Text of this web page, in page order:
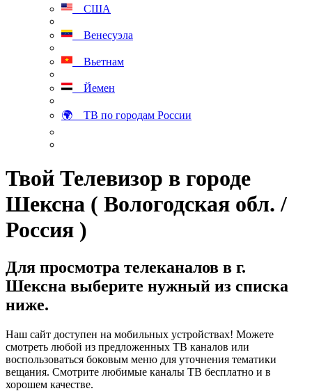
США
Венесуэла
Вьетнам
Йемен
🌍 ТВ по городам России
Твой Телевизор в городе
Шексна ( Вологодская обл. /
Россия )
Для просмотра телеканалов в г.
Шексна выберите нужный из списка
ниже.
Наш сайт доступен на мобильных устройствах! Можете
смотреть любой из предложенных ТВ каналов или
воспользоваться боковым меню для уточнения тематики
вещания. Смотрите любимые каналы ТВ бесплатно и в
хорошем качестве.